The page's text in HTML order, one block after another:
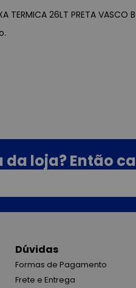
26LT PRETA
da loja? Então
Dúvidas
Formas de Pagamento
Frete e Entrega